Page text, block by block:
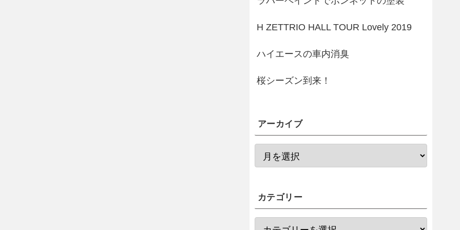
H ZETTRIO HALL TOUR Lovely 2019
ハイエースの車内消臭
桜シーズン到来！
アーカイブ
カテゴリー